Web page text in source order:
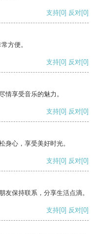
支持[0] 反对[0]
方便。
支持[0] 反对[0]
情享受音乐的魅力。
支持[0] 反对[0]
身心，享受美好时光。
支持[0] 反对[0]
友保持联系，分享生活点滴。
支持[0] 反对[0]